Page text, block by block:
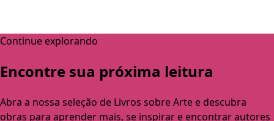
Continue explorando
Encontre sua próxima leitura
Abra a nossa seleção de Livros sobre Arte e descubra
obras para aprender mais, se inspirar e encontrar autores